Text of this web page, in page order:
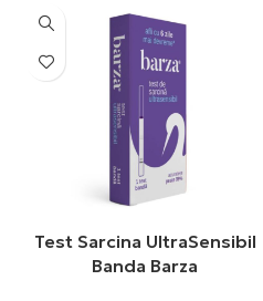
Test Sarcina UltraSensibil
Banda Barza